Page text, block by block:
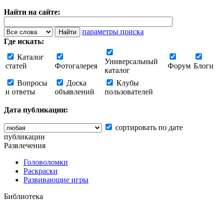
Найти на сайте:
параметры поиска
Где искать:
Каталог
статей
Фотогалерея
Универсальный
каталог
Форум Блоги
Вопросы
и ответы
Доска
объявлений
Клубы
пользователей
Дата публикации:
сортировать по дате
публикации
Развлечения
Головоломки
Раскраски
Развивающие игры
Библиотека